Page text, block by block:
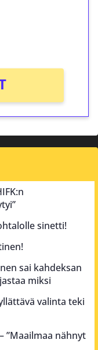
sinetti!
sai kahdeksan
miksi
valinta teki
”Maailmaa nähnyt